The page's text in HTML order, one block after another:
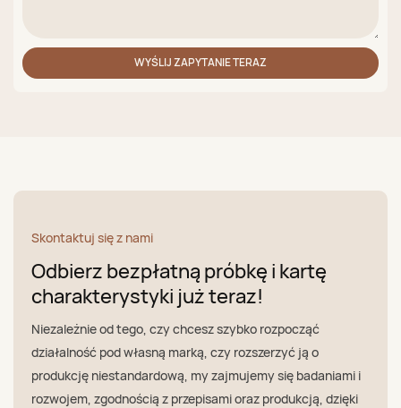
WYŚLIJ ZAPYTANIE TERAZ
Skontaktuj się z nami
Odbierz bezpłatną próbkę i kartę
charakterystyki już teraz!
Niezależnie od tego, czy chcesz szybko rozpocząć
działalność pod własną marką, czy rozszerzyć ją o
produkcję niestandardową, my zajmujemy się badaniami i
rozwojem, zgodnością z przepisami oraz produkcją, dzięki